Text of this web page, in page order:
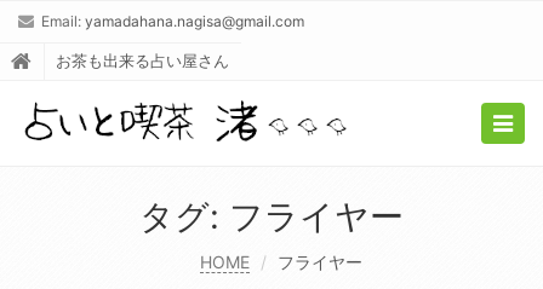
Email: yamadahana.nagisa@gmail.com
お茶も出来る占い屋さん
タグ: フライヤー
HOME フライヤー